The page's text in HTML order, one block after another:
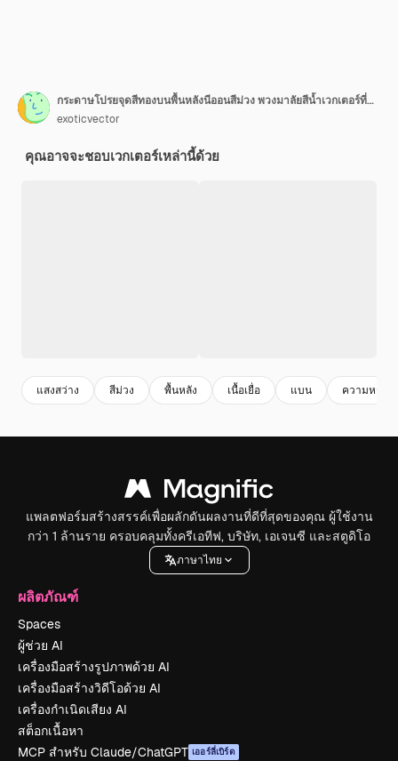
กระดาษโปรยจุดสีทองบนพื้นหลังนีออนสีม่วง พวงมาลัยสีน้ำเวกเตอร์ที่แยกจากกัน วงกลมกลมแบนที่เป็นนามธรรม สายสตรีมระเบิดวันเกิดสีทอง การ์ดฉลองสีน้ำ มินิมอลวันครบรอบ
exoticvector
คุณอาจจะชอบเวกเตอร์เหล่านี้ด้วย
แสงสว่าง สีม่วง พื้นหลัง เนื้อเยื่อ แบน ความหรูหร
แพลตฟอร์มสร้างสรรค์เพื่อผลักดันผลงานที่ดีที่สุดของคุณ ผู้ใช้งาน
กว่า 1 ล้านราย ครอบคลุมทั้งครีเอทีฟ, บริษัท, เอเจนซี และสตูดิโอ
ภาษาไทย
ผลิตภัณฑ์
Spaces
ผู้ช่วย AI
เครื่องมือสร้างรูปภาพด้วย AI
เครื่องมือสร้างวิดีโอด้วย AI
เครื่องกำเนิดเสียง AI
สต็อกเนื้อหา
MCP สำหรับ Claude/ChatGPT เออร์ลี่เบิร์ด